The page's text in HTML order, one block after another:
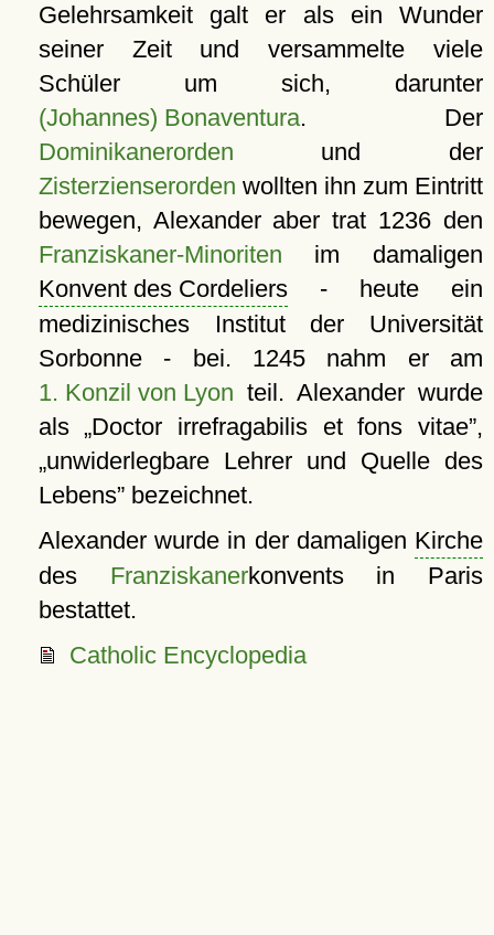
Gelehrsamkeit galt er als ein Wunder
seiner Zeit und versammelte viele
Schüler um sich, darunter
(Johannes) Bonaventura. Der
Dominikanerorden und der
Zisterzienserorden wollten ihn zum Eintritt
bewegen, Alexander aber trat 1236 den
Franziskaner-Minoriten im damaligen
Konvent des Cordeliers- heute ein
medizinisches Institut der Universität
Sorbonne - bei. 1245 nahm er am
1. Konzil von Lyon teil. Alexander wurde
als Doctor irrefragabilis et fons vitae ,
unwiderlegbare Lehrer und Quelle des
Lebens bezeichnet.
Alexander wurde in der damaligen Kirche
des Franziskanerkonvents in Paris
bestattet.
Catholic Encyclopedia